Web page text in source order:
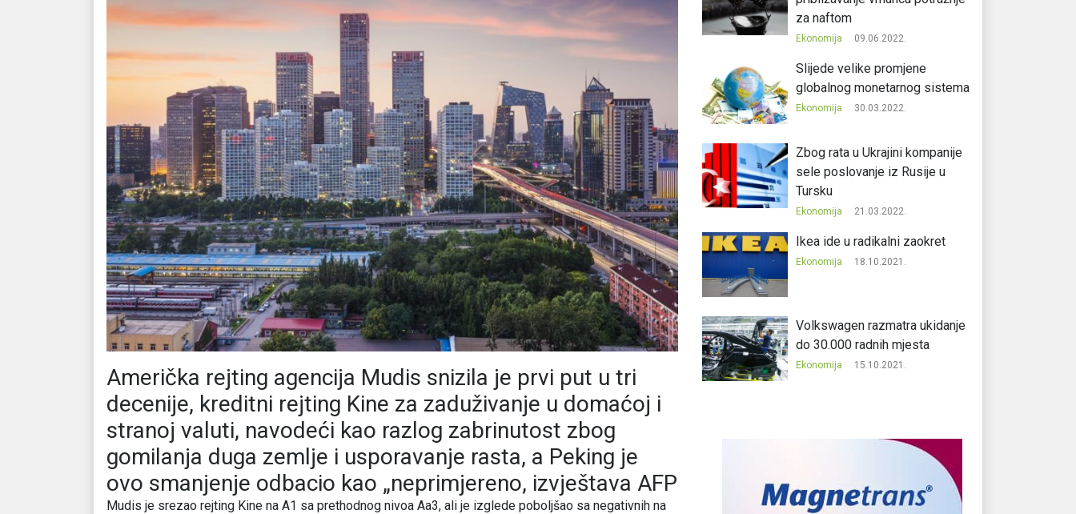
Američka rejting agencija Mudis snizila je prvi put u tri
decenije, kreditni rejting Kine za zaduživanje u domaćoj i
stranoj valuti, navodeći kao razlog zabrinutost zbog
gomilanja duga zemlje i usporavanje rasta, a Peking je
ovo smanjenje odbacio kao „neprimjereno, izvještava AFP
Mudis je srezao rejting Kine na A1 sa prethodnog nivoa Aa3, ali je izglede poboljšao sa negativnih na
za naftom
Ekonomija 09.06.2022.
Slijede velike promjene
globalnog monetarnog sistema
Ekonomija 30.03.2022.
Zbog rata u Ukrajini kompanije
sele poslovanje iz Rusije u
Tursku
Ekonomija 21.03.2022.
Ikea ide u radikalni zaokret
Ekonomija 18.10.2021.
Volkswagen razmatra ukidanje
do 30.000 radnih mjesta
Ekonomija 15.10.2021.